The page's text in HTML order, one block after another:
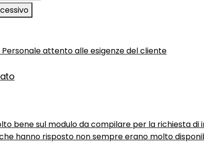
attento alle esigenze del cliente
bene sul modulo da compilare per la richiesta
hanno risposto non sempre erano molto